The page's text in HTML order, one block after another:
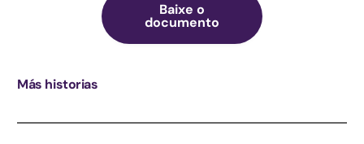
Baixe o
documento
Más historias